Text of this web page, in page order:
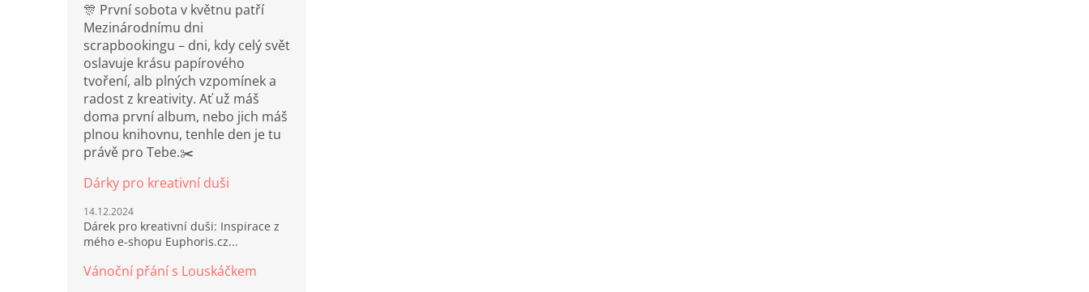
🎊 První sobota v květnu patří
Mezinárodnímu dni
scrapbookingu – dni, kdy celý svět
oslavuje krásu papírového
tvoření, alb plných vzpomínek a
radost z kreativity. Ať už máš
doma první album, nebo jich máš
plnou knihovnu, tenhle den je tu
právě pro Tebe.✂️
Dárky pro kreativní duši
14.12.2024
Dárek pro kreativní duši: Inspirace z
mého e-shopu Euphoris.cz...
Vánoční přání s Louskáčkem